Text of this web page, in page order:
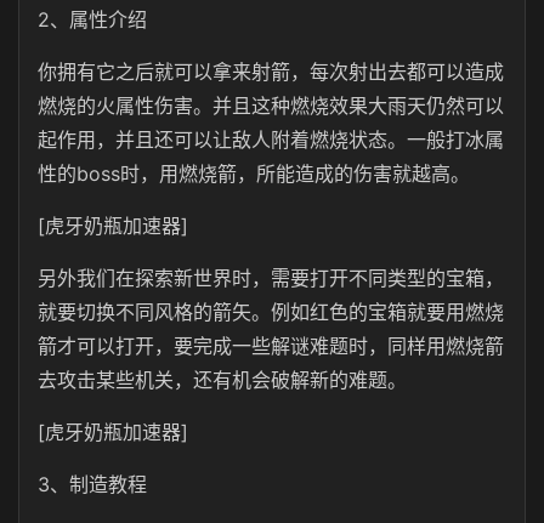
2、属性介绍
你拥有它之后就可以拿来射箭，每次射出去都可以造成
燃烧的火属性伤害。并且这种燃烧效果大雨天仍然可以
起作用，并且还可以让敌人附着燃烧状态。一般打冰属
性的boss时，用燃烧箭，所能造成的伤害就越高。
[虎牙奶瓶加速器]
另外我们在探索新世界时，需要打开不同类型的宝箱，
就要切换不同风格的箭矢。例如红色的宝箱就要用燃烧
箭才可以打开，要完成一些解谜难题时，同样用燃烧箭
去攻击某些机关，还有机会破解新的难题。
[虎牙奶瓶加速器]
3、制造教程